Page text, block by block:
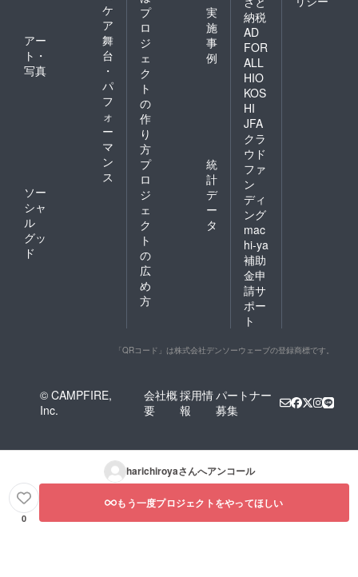
ケ
ア
アー
ト・
写真
舞
台
・
パ
フ
ォ
ー
マ
ン
ス
ソー
シャ
ル
グッ
ド
プ
ロ
ジ
ェ
ク
ト
の
作
り
方
実
施
事
例
プ
ロ
ジ
ェ
ク
ト
の
広
め
方
統
計
デ
ー
タ
納税
AD
FOR
ALL
HIO
KOS
HI
JFA
クラ
ウド
ファ
ン
ディ
ング
mac
hi-ya
補助
金申
請サ
ポー
ト
「QRコード」は株式会社デンソーウェーブの登録商標です。
© CAMPFIRE,
Inc.
会社概
要
採用情
報
パートナー
募集
harichiroyaさんへアンコール
0
もう一度プロジェクトをやってほしい